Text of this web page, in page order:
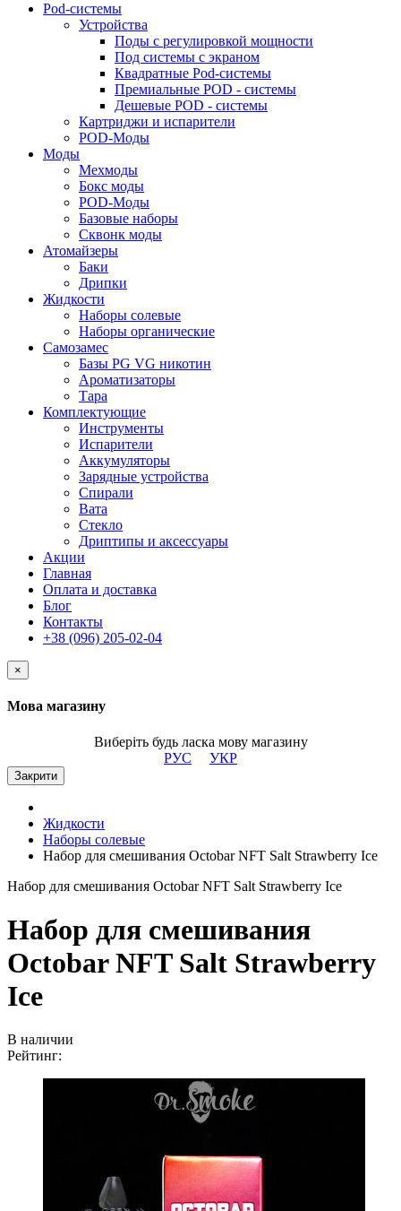
Pod-системы
Устройства
Поды с регулировкой мощности
Под системы с экраном
Квадратные Pod-системы
Премиальные POD - системы
Дешевые POD - системы
Картриджи и испарители
POD-Моды
Моды
Мехмоды
Бокс моды
POD-Моды
Базовые наборы
Сквонк моды
Атомайзеры
Баки
Дрипки
Жидкости
Наборы солевые
Наборы органические
Самозамес
Базы PG VG никотин
Ароматизаторы
Тара
Комплектующие
Инструменты
Испарители
Аккумуляторы
Зарядные устройства
Спирали
Вата
Стекло
Дриптипы и аксессуары
Акции
Главная
Оплата и доставка
Блог
Контакты
+38 (096) 205-02-04
×
Мова магазину
Виберіть будь ласка мову магазину
РУС
УКР
Закрити
Жидкости
Наборы солевые
Набор для смешивания Octobar NFT Salt Strawberry Ice
Набор для смешивания Octobar NFT Salt Strawberry Ice
Набор для смешивания
Octobar NFT Salt Strawberry
Ice
В наличии
Рейтинг: